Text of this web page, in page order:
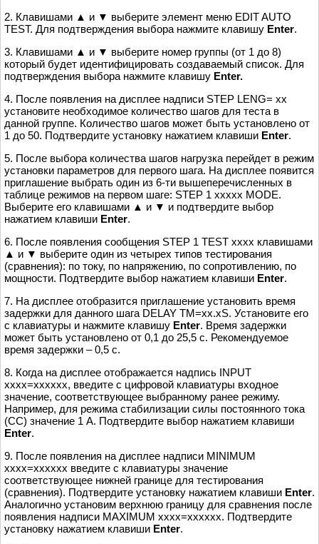
2. Клавишами ▲ и ▼ выберите элемент меню EDIT AUTO
TEST. Для подтверждения выбора нажмите клавишу Enter.
3. Клавишами ▲ и ▼ выберите номер группы (от 1 до 8)
который будет идентифицировать создаваемый список. Для
подтверждения выбора нажмите клавишу Enter.
4. После появления на дисплее надписи STEP LENG= xx
установите необходимое количество шагов для теста в
данной группе. Количество шагов может быть установлено от
1 до 50. Подтвердите установку нажатием клавиши Enter.
5. После выбора количества шагов нагрузка перейдет в режим
установки параметров для первого шага. На дисплее появится
приглашение выбрать один из 6-ти вышеперечисленных в
таблице режимов на первом шаге: STEP 1 xxxxx MODE.
Выберите его клавишами ▲ и ▼ и подтвердите выбор
нажатием клавиши Enter.
6. После появления сообщения STEP 1 TEST xxxx клавишами
▲ и ▼ выберите один из четырех типов тестирования
(сравнения): по току, по напряжению, по сопротивлению, по
мощности. Подтвердите выбор нажатием клавиши Enter.
7. На дисплее отобразится приглашение установить время
задержки для данного шага DELAY TM=xx.xS. Установите его
с клавиатуры и нажмите клавишу Enter. Время задержки
может быть установлено от 0,1 до 25,5 с. Рекомендуемое
время задержки – 0,5 с.
8. Когда на дисплее отображается надпись INPUT
xxxx=xxxxxx, введите с цифровой клавиатуры входное
значение, соответствующее выбранному ранее режиму.
Например, для режима стабилизации силы постоянного тока
(СС) значение 1 А. Подтвердите выбор нажатием клавиши
Enter.
9. После появления на дисплее надписи MINIMUM
xxxx=xxxxxx введите с клавиатуры значение
соответствующее нижней границе для тестирования
(сравнения). Подтвердите установку нажатием клавиши Enter.
Аналогично установим верхнюю границу для сравнения после
появления надписи MAXIMUM xxxx=xxxxxx. Подтвердите
установку нажатием клавиши Enter.